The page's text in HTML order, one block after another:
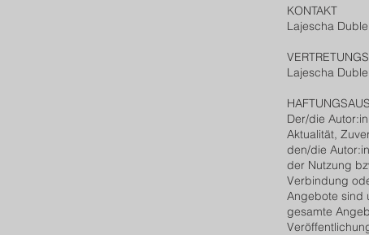
KONTAKT
Lajescha
Lajescha
Der/die
Aktualität,
den/die
der Nutzung
Verbindung
Angebote sind
gesamte